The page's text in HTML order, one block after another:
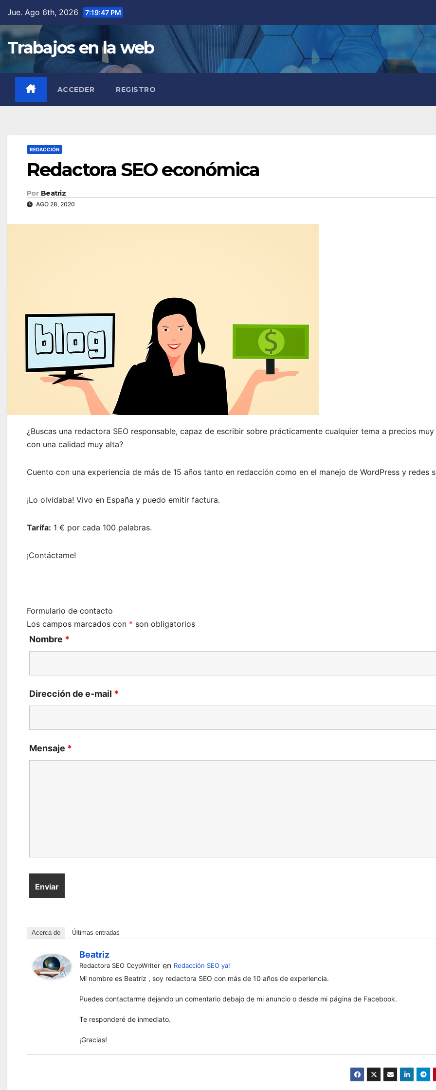
contenido
Jue. Ago 6th, 2026 7:19:48 PM
Trabajos en la web
ACCEDER REGISTRO
REDACCIÓN
Redactora SEO económica
Por Beatriz
AGO 28, 2020
¿Buscas una redactora SEO responsable, capaz de escribir sobre prácticamente cualquier tema a precios
con una calidad muy alta?
Cuento con una experiencia de más de 15 años tanto en redacción como en el manejo de WordPress y redes
¡Lo olvidaba! Vivo en España y puedo emitir factura.
Tarifa: 1 € por cada 100 palabras.
¡Contáctame!
Formulario de contacto
Los campos marcados con * son obligatorios
Nombre *
Dirección de e-mail *
Mensaje *
Acerca de Últimas entradas
Beatriz
Redactora SEO CoypWriter en Redacción SEO ya!
Mi nombre es Beatriz , soy redactora SEO con más de 10 años de experiencia.
Puedes contactarme dejando un comentario debajo de mi anuncio o desde mi página de Facebook.
Te responderé de inmediato.
¡Gracias!